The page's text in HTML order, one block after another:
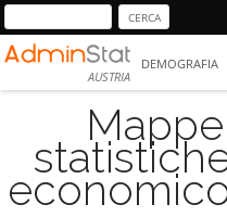
AUSTRIA
DEMOGRAFIA